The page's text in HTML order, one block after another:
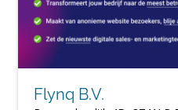
Flynq B.V.